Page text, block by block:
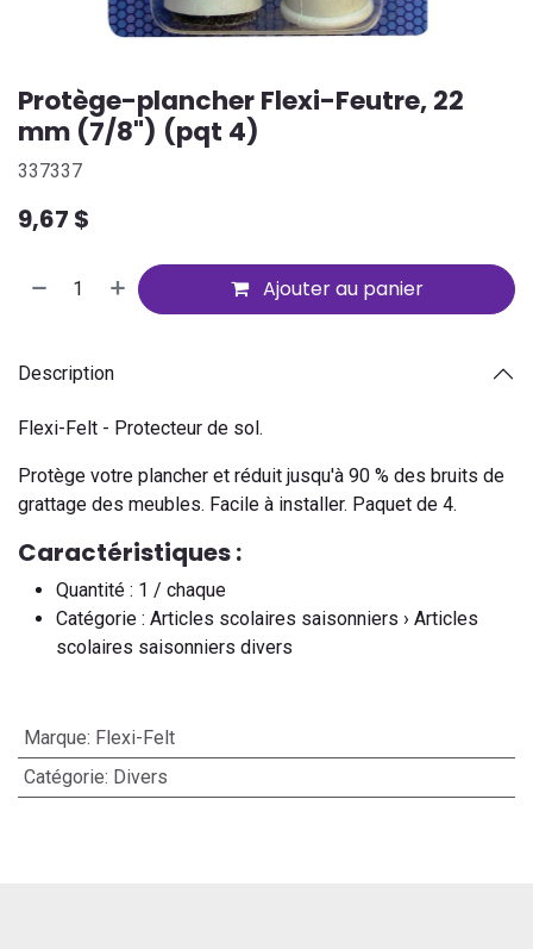
Protège-plancher Flexi-Feutre, 22
mm (7/8") (pqt 4)
337337
9,67 $
Ajouter au panier
Description
Flexi-Felt - Protecteur de sol.
Protège votre plancher et réduit jusqu'à 90 % des bruits de
grattage des meubles. Facile à installer. Paquet de 4.
Caractéristiques :
Quantité : 1 / chaque
Catégorie : Articles scolaires saisonniers › Articles
scolaires saisonniers divers
Marque: Flexi-Felt
Catégorie: Divers